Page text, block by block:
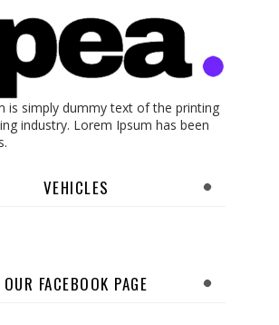
is simply dummy text of the printing
industry. Lorem Ipsum has been
VEHICLES
OUR FACEBOOK PAGE